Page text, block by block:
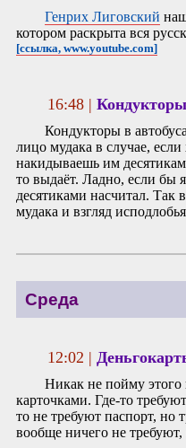
Генрих Лиговский
котором раскрыта вся
[ссылка, www.youtube.com]
16:48 |Кондукторы
Кондукторы в
лицо мудака в случае,
накидываешь им
то выдаёт. Ладно, если бы
десятиками насчитал. Так
мудака и взгляд
Среда
12:02 |
Никак не пойму
карточками. Где-то
то не требуют паспорт, но
вообще ничего не